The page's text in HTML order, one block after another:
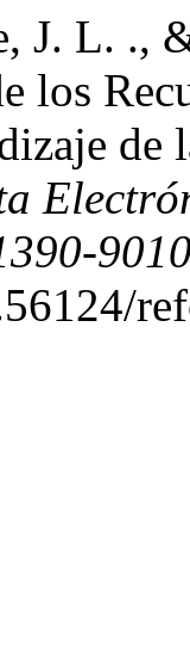
J. L. .,
los